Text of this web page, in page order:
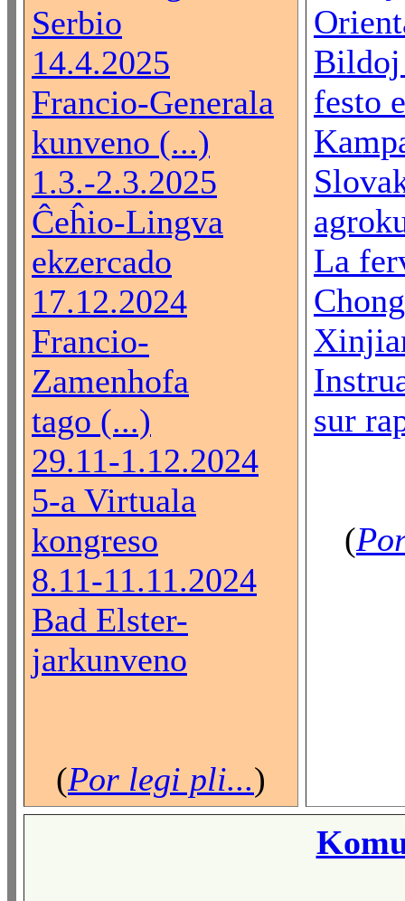
Serbio
14.4.2025
Francio-Generala
kunveno (...)
1.3.-2.3.2025
Ĉeĥio-Lingva
ekzercado
17.12.2024
Francio-
Zamenhofa
tago (...)
29.11-1.12.2024
5-a Virtuala
kongreso
8.11-11.11.2024
Bad Elster-
jarkunveno
(Por legi pli...)
Bildoj
festo
La
sur
(